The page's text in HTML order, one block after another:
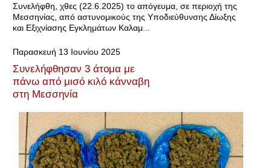
Συνελήφθη, χθες (22.6.2025) το απόγευμα, σε περιοχή της
Μεσσηνίας, από αστυνομικούς της Υποδιεύθυνσης Δίωξης
και Εξιχνίασης Εγκλημάτων Καλαμ...
Παρασκευή 13 Ιουνίου 2025
Συνελήφθησαν 3 άτομα με
πάνω από μισό κιλό κάνναβη
στη Μεσσηνία